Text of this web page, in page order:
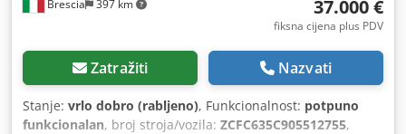
Brescia 397 km 37.000 €
fiksna cijena plus PDV
Zatražiti Nazvati
Stanje: vrlo dobro (rabljeno), Funkcionalnost: potpuno
funkcionalan, broj stroja/vozila: ZCFC635C905512755,